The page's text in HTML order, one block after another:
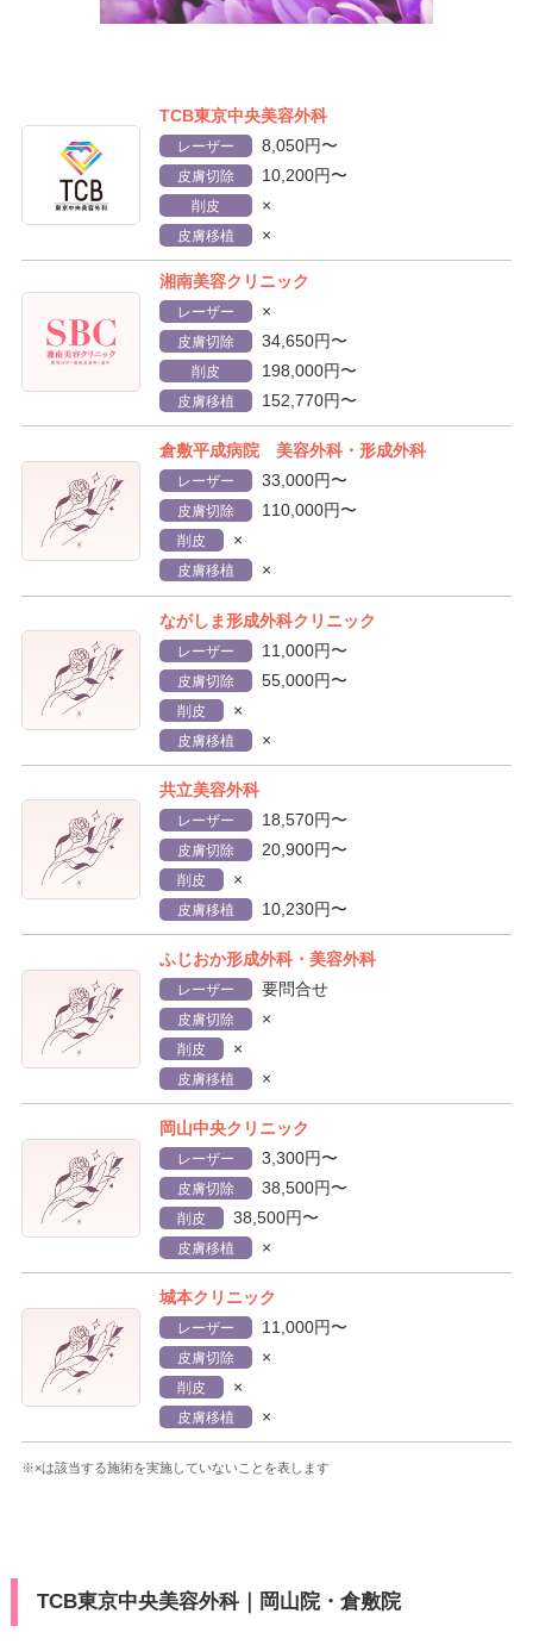
TCB東京中央美容外科
レーザー 8,050円〜
皮膚切除 10,200円〜
削皮 ×
皮膚移植 ×
湘南美容クリニック
レーザー ×
皮膚切除 34,650円〜
削皮 198,000円〜
皮膚移植 152,770円〜
倉敷平成病院 美容外科・形成外科
レーザー 33,000円〜
皮膚切除 110,000円〜
削皮 ×
皮膚移植 ×
ながしま形成外科クリニック
レーザー 11,000円〜
皮膚切除 55,000円〜
削皮 ×
皮膚移植 ×
共立美容外科
レーザー 18,570円〜
皮膚切除 20,900円〜
削皮 ×
皮膚移植 10,230円〜
ふじおか形成外科・美容外科
レーザー 要問合せ
皮膚切除 ×
削皮 ×
皮膚移植 ×
岡山中央クリニック
レーザー 3,300円〜
皮膚切除 38,500円〜
削皮 38,500円〜
皮膚移植 ×
城本クリニック
レーザー 11,000円〜
皮膚切除 ×
削皮 ×
皮膚移植 ×
※×は該当する施術を実施していないことを表します
TCB東京中央美容外科｜岡山院・倉敷院